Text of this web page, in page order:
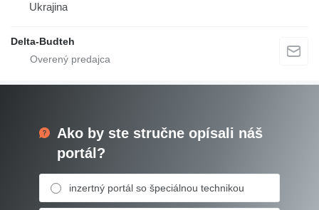
Ukrajina
Delta-Budteh
Ako by ste stručne opísali náš
portál?
inzertný portál so špeciálnou technikou